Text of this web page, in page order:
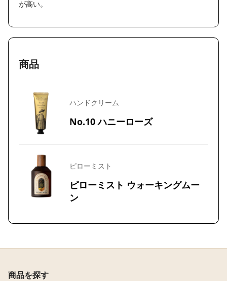
が高い。
商品
ハンドクリーム
No.10 ハニーローズ
ピローミスト
ピローミスト ウォーキングムー
ン
商品を探す